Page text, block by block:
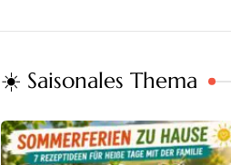
☀️ Saisonales Thema